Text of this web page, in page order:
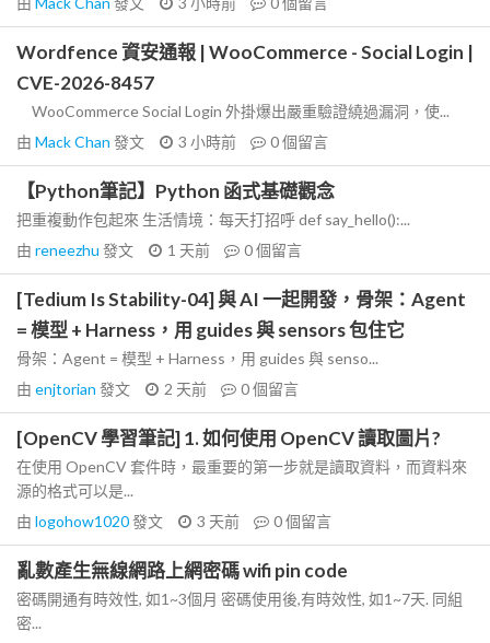
Wordfence 資安通報 | WooCommerce - Social Login |
CVE-2026-8457
WooCommerce Social Login 外掛爆出嚴重驗證繞過漏洞，使...
由 Mack Chan 發文 3 小時前 0個留言
【Python筆記】Python 函式基礎觀念
把重複動作包起來 生活情境：每天打招呼 def say_hello():...
由 reneezhu 發文 1 天前 0個留言
[Tedium Is Stability-04] 與 AI 一起開發，骨架：Agent
= 模型 + Harness，用 guides 與 sensors 包住它
骨架：Agent = 模型 + Harness，用 guides 與 senso...
由 enjtorian 發文 2 天前 0個留言
[OpenCV 學習筆記] 1. 如何使用 OpenCV 讀取圖片?
在使用 OpenCV 套件時，最重要的第一步就是讀取資料，而資料來
源的格式可以是...
由 logohow1020發文 3 天前 0個留言
亂數產生無線網路上網密碼 wifi pin code
密碼開通有時效性, 如1~3個月 密碼使用後,有時效性, 如1~7天. 同組
密...